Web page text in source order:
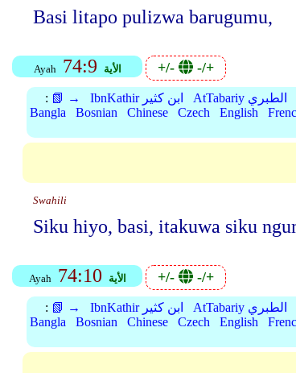
Basi litapo pulizwa barugumu,
Ayah 74:9 الأية +/- -/+
: 📗 → IbnKathir ابن كثير AtTabariy الطبري
Bangla
Bosnian Chinese Czech English
Swahili
Siku hiyo, basi, itakuwa siku
Ayah 74:10 الأية +/- -/+
: 📗 → IbnKathir ابن كثير AtTabariy الطبري
Bangla
Bosnian Chinese Czech English